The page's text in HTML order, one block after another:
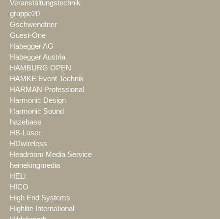
Veranstaltungstechnik
gruppe20
Gschwendtner
Guest-One
Habegger AG
Habegger Austria
HAMBURG OPEN
HAMKE Event-Technik
HARMAN Professional
Harmonic Design
Harmonic Sound
hazebase
HB-Laser
HDwireless
Headroom Media Service
heinekingmedia
HELi
HICO
High End Systems
Highlite International